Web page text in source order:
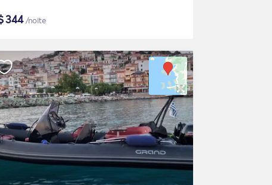
344/noite